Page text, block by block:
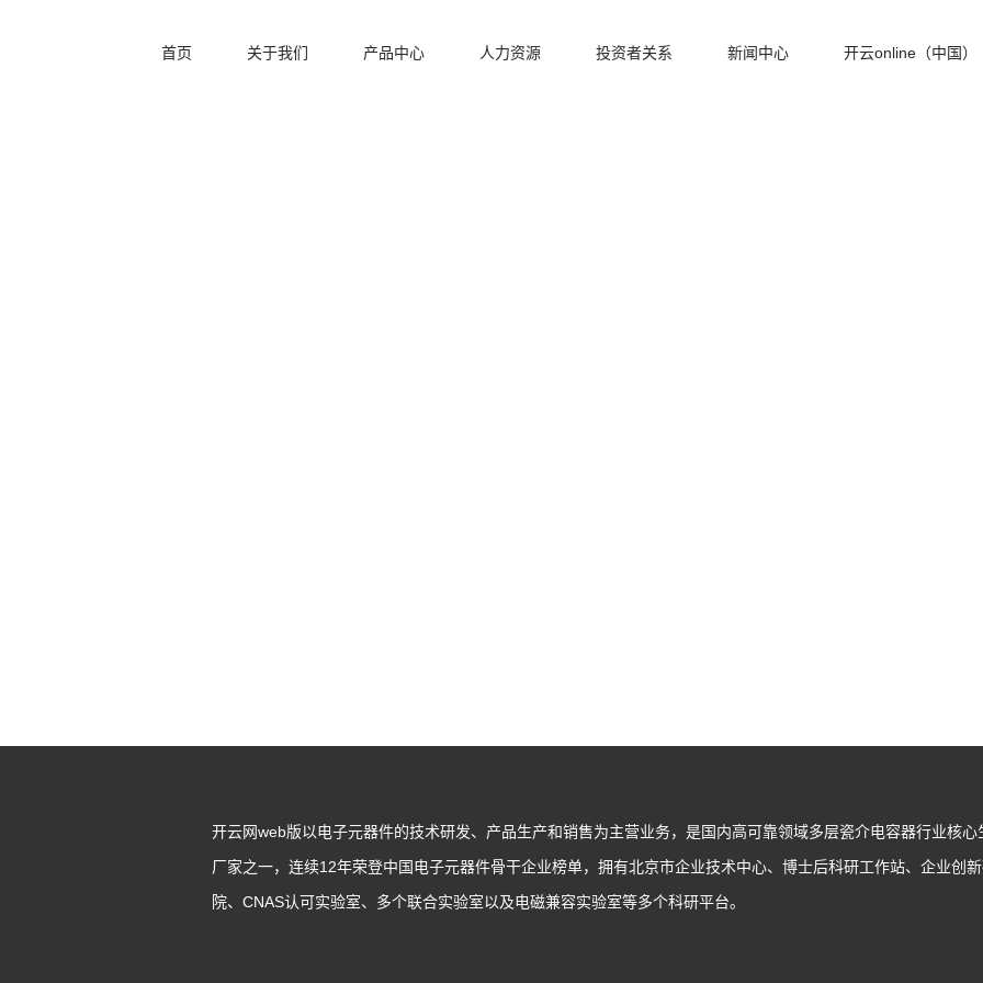
首页 关于我们 产品中心 人力资源 投资者关系 新闻中心 开云online（中国）
开云网web版以电子元器件的技术研发、产品生产和销售为主营业务，是国内高可靠领域多层瓷介电容器行业核心
厂家之一，连续12年荣登中国电子元器件骨干企业榜单，拥有北京市企业技术中心、博士后科研工作站、企业创
院、CNAS认可实验室、多个联合实验室以及电磁兼容实验室等多个科研平台。